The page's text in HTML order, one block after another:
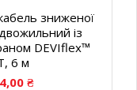
зниженої
із
DEVIflex™
6 м
₴